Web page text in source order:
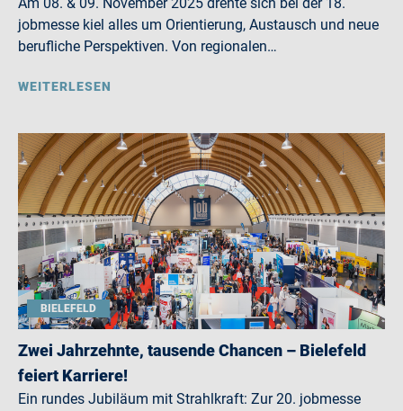
jobmesse kiel alles um Orientierung, Austausch und neue
berufliche Perspektiven. Von regionalen…
WEITERLESEN
BIELEFELD
Zwei Jahrzehnte, tausende Chancen – Bielefeld
feiert Karriere!
Ein rundes Jubiläum mit Strahlkraft: Zur 20. jobmesse